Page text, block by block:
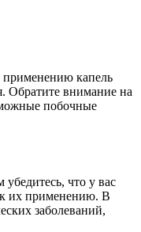
капель
Обратите внимание на
побочные
что у вас
к их применению. В
заболеваний,